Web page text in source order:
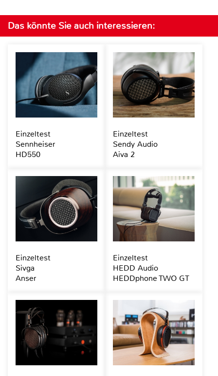
Das könnte Sie auch interessieren:
Einzeltest
Sennheiser
HD550
Einzeltest
Sendy Audio
Aiva 2
Einzeltest
Sivga
Anser
Einzeltest
HEDD Audio
HEDDphone TWO GT